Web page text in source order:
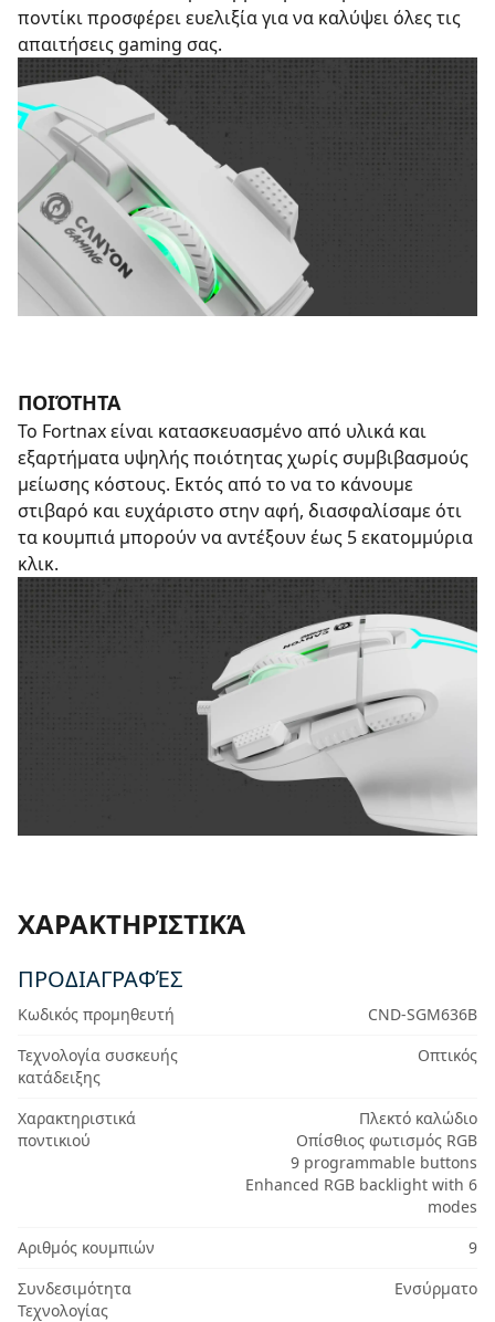
ποντίκι προσφέρει ευελιξία για να καλύψει όλες τις
απαιτήσεις gaming σας.
ΠΟΙΌΤΗΤΑ
Το Fortnax είναι κατασκευασμένο από υλικά και
εξαρτήματα υψηλής ποιότητας χωρίς συμβιβασμούς
μείωσης κόστους. Εκτός από το να το κάνουμε
στιβαρό και ευχάριστο στην αφή, διασφαλίσαμε ότι
τα κουμπιά μπορούν να αντέξουν έως 5 εκατομμύρια
κλικ.
ΧΑΡΑΚΤΗΡΙΣΤΙΚΆ
ΠΡΟΔΙΑΓΡΑΦΈΣ
Κωδικός προμηθευτή
CND-SGM636B
Τεχνολογία συσκευής
κατάδειξης
Οπτικός
Χαρακτηριστικά
ποντικιού
Πλεκτό καλώδιο
Οπίσθιος φωτισμός RGB
9 programmable buttons
Enhanced RGB backlight with 6
modes
Αριθμός κουμπιών
9
Συνδεσιμότητα
Τεχνολογίας
Ενσύρματο